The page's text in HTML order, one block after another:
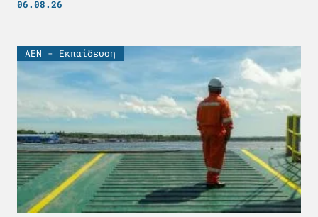
06.08.26
ΑΕΝ - Εκπαίδευση